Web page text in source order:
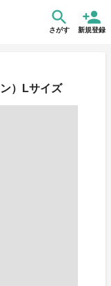
さがす 新規登録
）Lサイズ